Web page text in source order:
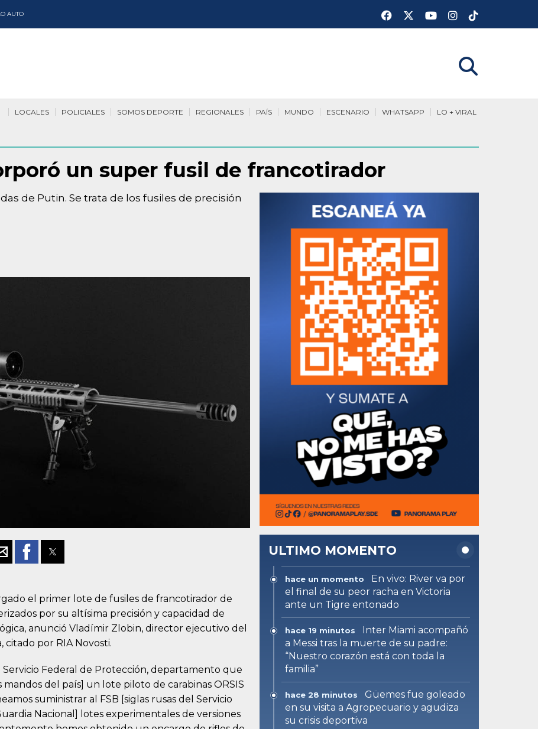
AUTO
LO + VIRAL
WHATSAPP
ESCENARIO
MUNDO
PAÍS
REGIONALES
SOMOS DEPORTE
POLICIALES
LOCALES
un super fusil de francotirador
de Putin. Se trata de los fusiles de precisión
el primer lote de fusiles de francotirador de
por su altísima precisión y capacidad de
anunció Vladímir Zlobin, director ejecutivo del
por RIA Novosti.
Servicio Federal de Protección, departamento que
del país] un lote piloto de carabinas ORSIS
suministrar al FSB [siglas rusas del Servicio
Nacional] lotes experimentales de versiones
ULTIMO MOMENTO
hace un momento
En vivo: River va por
el final de su peor racha en Victoria
ante un Tigre entonado
hace 19 minutos
Inter Miami acompañó
a Messi tras la muerte de su padre:
“Nuestro corazón está con toda la
familia”
hace 28 minutos
Güemes fue goleado
en su visita a Agropecuario y agudiza
su crisis deportiva